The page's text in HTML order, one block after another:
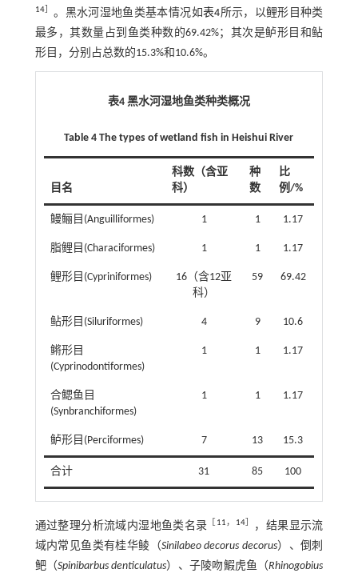
14］ 。黑水河湿地鱼类基本情况如表4所示，以鲤形目种类
最多，其数量占到鱼类种数的69.42%；其次是鲈形目和鲇
形目，分别占总数的15.3%和10.6%。
表4 黑水河湿地鱼类种类概况
Table 4 The types of wetland fish in Heishui River
目名
科数（含亚
科）
种
数
比
例/%
合计 31 85 100
鳗鲡目(Anguilliformes) 1 1 1.17
脂鲤目(Characiformes) 1 1 1.17
鲤形目(Cypriniformes)
16（含12亚
科）
59 69.42
鲇形目(Siluriformes) 4 9 10.6
鳉形目
(Cyprinodontiformes)
1 1 1.17
合鳃鱼目
(Synbranchiformes)
1 1 1.17
鲈形目(Perciformes) 7 13 15.3
通过整理分析流域内湿地鱼类名录 11， 14］
，结果显示流
域内常见鱼类有桂华鲮（Sinilabeo decorus decorus）、倒刺
鲃（Spinibarbus denticulatus）、子陵吻鰕虎鱼（Rhinogobius